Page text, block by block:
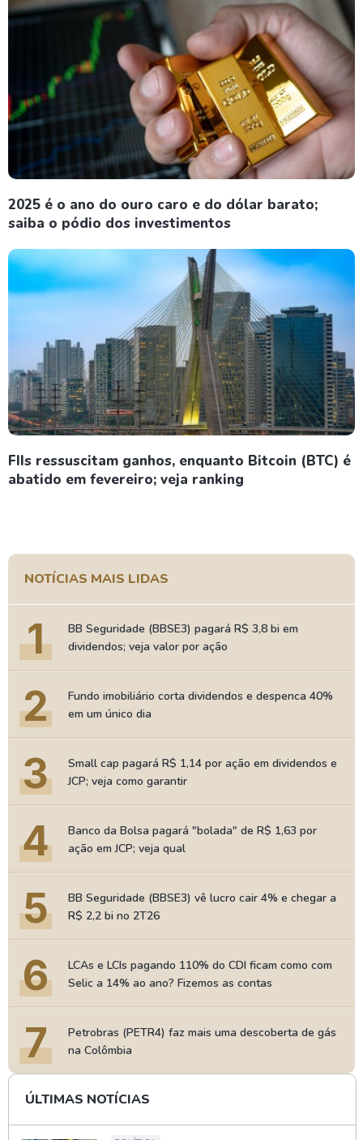
2025 é o ano do ouro caro e do dólar barato;
saiba o pódio dos investimentos
FIIs ressuscitam ganhos, enquanto Bitcoin (BTC) é
abatido em fevereiro; veja ranking
NOTÍCIAS MAIS LIDAS
1
BB Seguridade (BBSE3) pagará R$ 3,8 bi em
dividendos; veja valor por ação
2
Fundo imobiliário corta dividendos e despenca 40%
em um único dia
3
Small cap pagará R$ 1,14 por ação em dividendos e
JCP; veja como garantir
4
Banco da Bolsa pagará "bolada" de R$ 1,63 por
ação em JCP; veja qual
5
BB Seguridade (BBSE3) vê lucro cair 4% e chegar a
R$ 2,2 bi no 2T26
6
LCAs e LCIs pagando 110% do CDI ficam como com
Selic a 14% ao ano? Fizemos as contas
7
Petrobras (PETR4) faz mais uma descoberta de gás
na Colômbia
ÚLTIMAS NOTÍCIAS